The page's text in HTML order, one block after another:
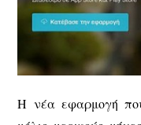
Η νέα εφαρμογή